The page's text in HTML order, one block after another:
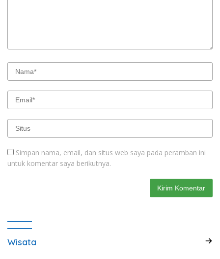
Simpan nama, email, dan situs web saya pada peramban ini
untuk komentar saya berikutnya.
Wisata